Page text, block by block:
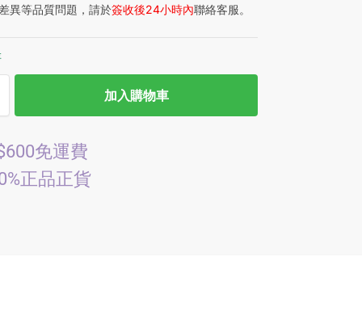
異等品質問題，請於簽收後24小時內聯絡客服。
加入購物車
免運費
正品正貨